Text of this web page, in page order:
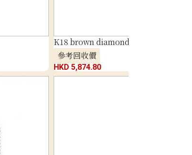
K18 brown diamond necklace 0.80ct
參考回收價
HKD 5,874.80